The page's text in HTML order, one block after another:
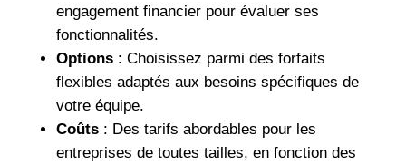
engagement financier pour évaluer ses
fonctionnalités.
Options: Choisissez parmi des forfaits
flexibles adaptés aux besoins spécifiques de
votre équipe.
Coûts: Des tarifs abordables pour les
entreprises de toutes tailles, en fonction des